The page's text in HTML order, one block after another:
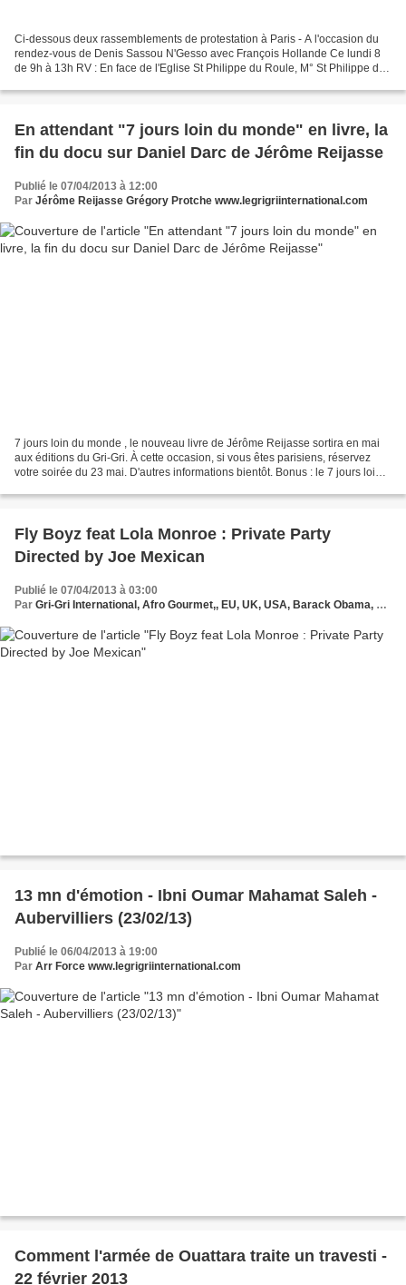
Ci-dessous deux rassemblements de protestation à Paris - A l'occasion du
rendez-vous de Denis Sassou N'Gesso avec François Hollande Ce lundi 8
de 9h à 13h RV : En face de l'Eglise St Philippe du Roule, M° St Philippe du
En attendant "7 jours loin du monde" en livre, la
fin du docu sur Daniel Darc de Jérôme Reijasse
Publié le 07/04/2013 à 12:00
Par Jérôme Reijasse Grégory Protche www.legrigriinternational.com
7 jours loin du monde , le nouveau livre de Jérôme Reijasse sortira en mai
aux éditions du Gri-Gri. À cette occasion, si vous êtes parisiens, réservez
votre soirée du 23 mai. D'autres informations bientôt. Bonus : le 7 jours loin
Fly Boyz feat Lola Monroe : Private Party
Directed by Joe Mexican
Publié le 07/04/2013 à 03:00
Par Gri-Gri International, Afro Gourmet,, EU, UK, USA, Barack Obama, Annie Jankowski, Ma solange Oussou, ogo, Mali, Sadio Bee,,Fly Boyz feat Lola Monroel, G.Protche
13 mn d'émotion - Ibni Oumar Mahamat Saleh -
Aubervilliers (23/02/13)
Publié le 06/04/2013 à 19:00
Par Arr Force www.legrigriinternational.com
Comment l'armée de Ouattara traite un travesti -
22 février 2013